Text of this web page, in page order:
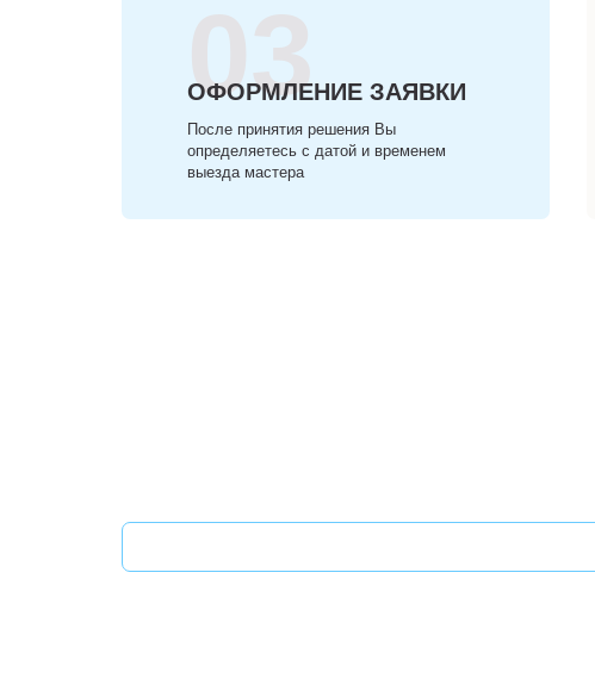
03
ОФОРМЛЕНИЕ ЗАЯВКИ
После принятия решения Вы
определяетесь с датой и временем
выезда мастера